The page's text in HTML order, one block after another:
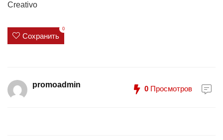
Creativo
Сохранить
0
promoadmin 0 Просмотров